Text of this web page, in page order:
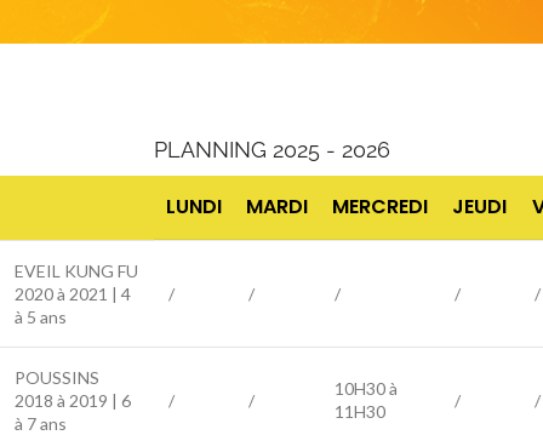
PLANNING 2025 - 2026
LUNDI MARDI MERCREDI JEUDI
EVEIL KUNG FU
2020 à 2021 | 4
à 5 ans
/ / / / /
POUSSINS
2018 à 2019 | 6
à 7 ans
/ /
10H30 à
11H30
/ /